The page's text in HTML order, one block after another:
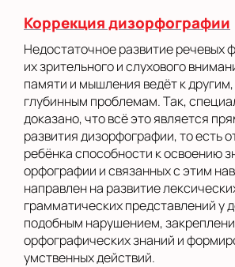
Коррекция дизорфографии
Недостаточное развитие речевых
их зрительного и слухового
памяти и мышления ведёт к
глубинным проблемам. Так,
доказано, что всё это является
развития дизорфографии, то есть
ребёнка способности к освоению
орфографии и связанных с этим
направлен на развитие
грамматических представлений у
подобным нарушением,
орфографических знаний и
умственных действий.